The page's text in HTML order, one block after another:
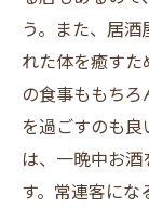
う。また、居
れた体を癒すた
の食事ももち
を過ごすのも
は、一晩中お
す。常連客にな